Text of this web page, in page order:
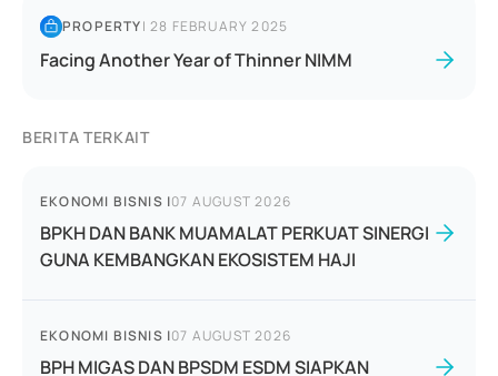
PROPERTY|28 FEBRUARY 2025
Facing Another Year of Thinner NIMM
BERITA TERKAIT
EKONOMI BISNIS |07 AUGUST 2026
BPKH DAN BANK MUAMALAT PERKUAT SINERGI
GUNA KEMBANGKAN EKOSISTEM HAJI
EKONOMI BISNIS |07 AUGUST 2026
BPH MIGAS DAN BPSDM ESDM SIAPKAN